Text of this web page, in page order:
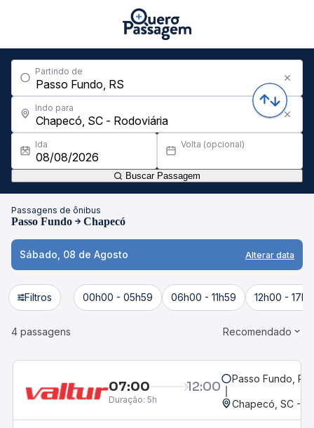
Partindo de
Indo para
Ida Volta (opcional)
Buscar Passagem
Passagens de ônibus
Passo Fundo Chapecó
Sábado, 08 de Agosto Alterar data
Filtros 00h00 - 05h59 06h00 - 11h59 12h00 -
4 passagens Recomendado
07:00 12:00
Duração: 5h
Passo Fundo, RS
Chapecó, SC -